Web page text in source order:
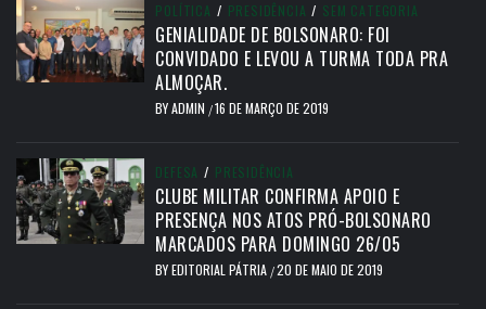
POLÍTICA / PRESIDÊNCIA / SEM CATEGORIA
GENIALIDADE DE BOLSONARO: FOI
CONVIDADO E LEVOU A TURMA TODA PRA
ALMOÇAR.
BYADMIN /16 DE MARÇO DE 2019
DEFESA / PRESIDÊNCIA
CLUBE MILITAR CONFIRMA APOIO E
PRESENÇA NOS ATOS PRÓ-BOLSONARO
MARCADOS PARA DOMINGO 26/05
BYEDITORIAL PÁTRIA /20 DE MAIO DE 2019